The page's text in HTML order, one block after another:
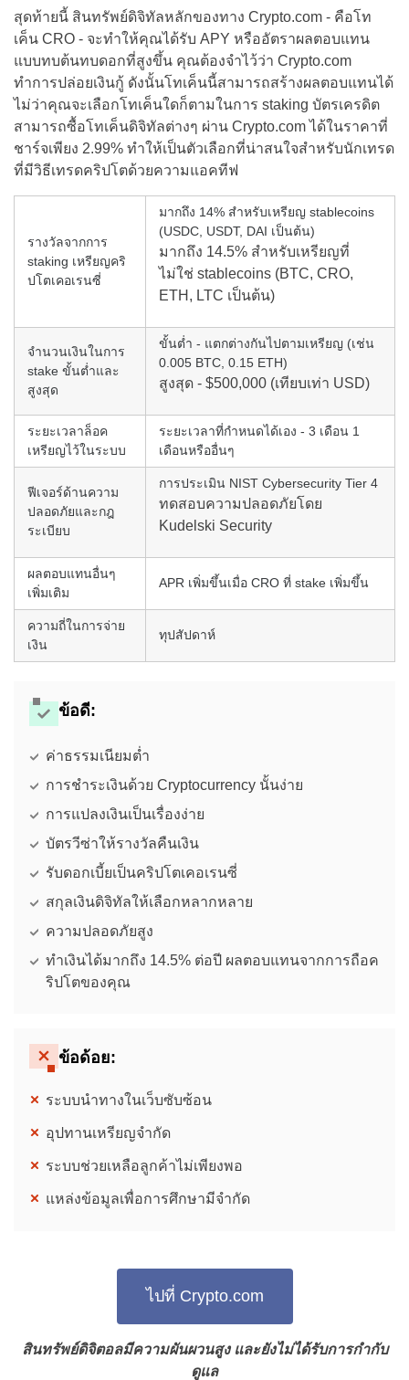
สุดท้ายนี้ สินทรัพย์ดิจิทัลหลักของทาง Crypto.com - คือโท
เค็น CRO - จะทำให้คุณได้รับ APY หรืออัตราผลตอบแทน
แบบทบต้นทบดอกที่สูงขึ้น คุณต้องจำไว้ว่า Crypto.com
ทำการปล่อยเงินกู้ ดังนั้นโทเค็นนี้สามารถสร้างผลตอบแทนได้
ไม่ว่าคุณจะเลือกโทเค็นใดก็ตามในการ staking บัตรเครดิต
สามารถซื้อโทเค็นดิจิทัลต่างๆ ผ่าน Crypto.com ได้ในราคาที่
ชาร์จเพียง 2.99% ทำให้เป็นตัวเลือกที่น่าสนใจสำหรับนักเทรด
ที่มีวิธีเทรดคริปโตด้วยความแอคทีฟ
รางวัลจากการ
staking เหรียญคริ
ปโตเคอเรนซี่
มากถึง 14% สำหรับเหรียญ stablecoins
(USDC, USDT, DAI เป็นต้น)
มากถึง 14.5% สำหรับเหรียญที่
ไม่ใช่ stablecoins (BTC, CRO,
ETH, LTC เป็นต้น)
จำนวนเงินในการ
stake ขั้นต่ำและ
สูงสุด
ขั้นต่ำ - แตกต่างกันไปตามเหรียญ (เช่น
0.005 BTC, 0.15 ETH)
สูงสุด - $500,000 (เทียบเท่า USD)
ระยะเวลาล็อค
เหรียญไว้ในระบบ
ระยะเวลาที่กำหนดได้เอง - 3 เดือน 1
เดือนหรืออื่นๆ
ฟีเจอร์ด้านความ
ปลอดภัยและกฎ
ระเบียบ
การประเมิน NIST Cybersecurity Tier 4
ทดสอบความปลอดภัยโดย
Kudelski Security
ผลตอบแทนอื่นๆ
เพิ่มเติม
APR เพิ่มขึ้นเมื่อ CRO ที่ stake เพิ่มขึ้น
ความถี่ในการจ่าย
เงิน
ทุปสัปดาห์
ข้อดี:
ค่าธรรมเนียมต่ำ
การชำระเงินด้วย Cryptocurrency นั้นง่าย
การแปลงเงินเป็นเรื่องง่าย
บัตรวีซ่าให้รางวัลคืนเงิน
รับดอกเบี้ยเป็นคริปโตเคอเรนซี่
สกุลเงินดิจิทัลให้เลือกหลากหลาย
ความปลอดภัยสูง
ทำเงินได้มากถึง 14.5% ต่อปี ผลตอบแทนจากการถือค
ริปโตของคุณ
ข้อด้อย:
ระบบนำทางในเว็บซับซ้อน
อุปทานเหรียญจำกัด
ระบบช่วยเหลือลูกค้าไม่เพียงพอ
แหล่งข้อมูลเพื่อการศึกษามีจำกัด
ไปที่ Crypto.com
สินทรัพย์ดิจิตอลมีความผันผวนสูง และยังไม่ได้รับการกำกับ
ดูแล